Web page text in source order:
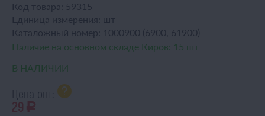
Код товара:
59315
Единица измерения:
шт
Каталожный номер:
1000900 (6900, 61900)
Наличие на основном складе Киров: 15 шт
В НАЛИЧИИ
Цена опт:
29 a